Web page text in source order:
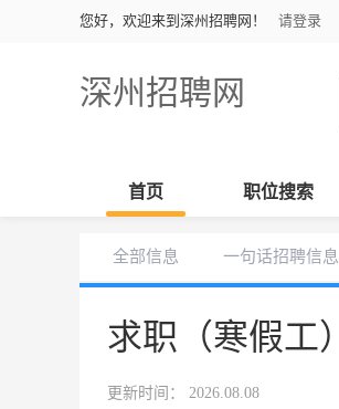
您好，欢迎来到深州招聘网！ 请登录
深州招聘网
首页 职位搜索
全部信息 一句话招聘信息
求职（寒假工）
更新时间： 2026.08.08